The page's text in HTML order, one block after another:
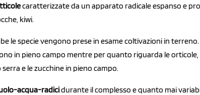
caratterizzate da un apparato radicale espanso e
kiwi.
le specie vengono prese in esame coltivazioni in
in pieno campo mentre per quanto riguarda le orticole,
e le zucchine in pieno campo.
acqua-radicidurante il complesso e quanto mai